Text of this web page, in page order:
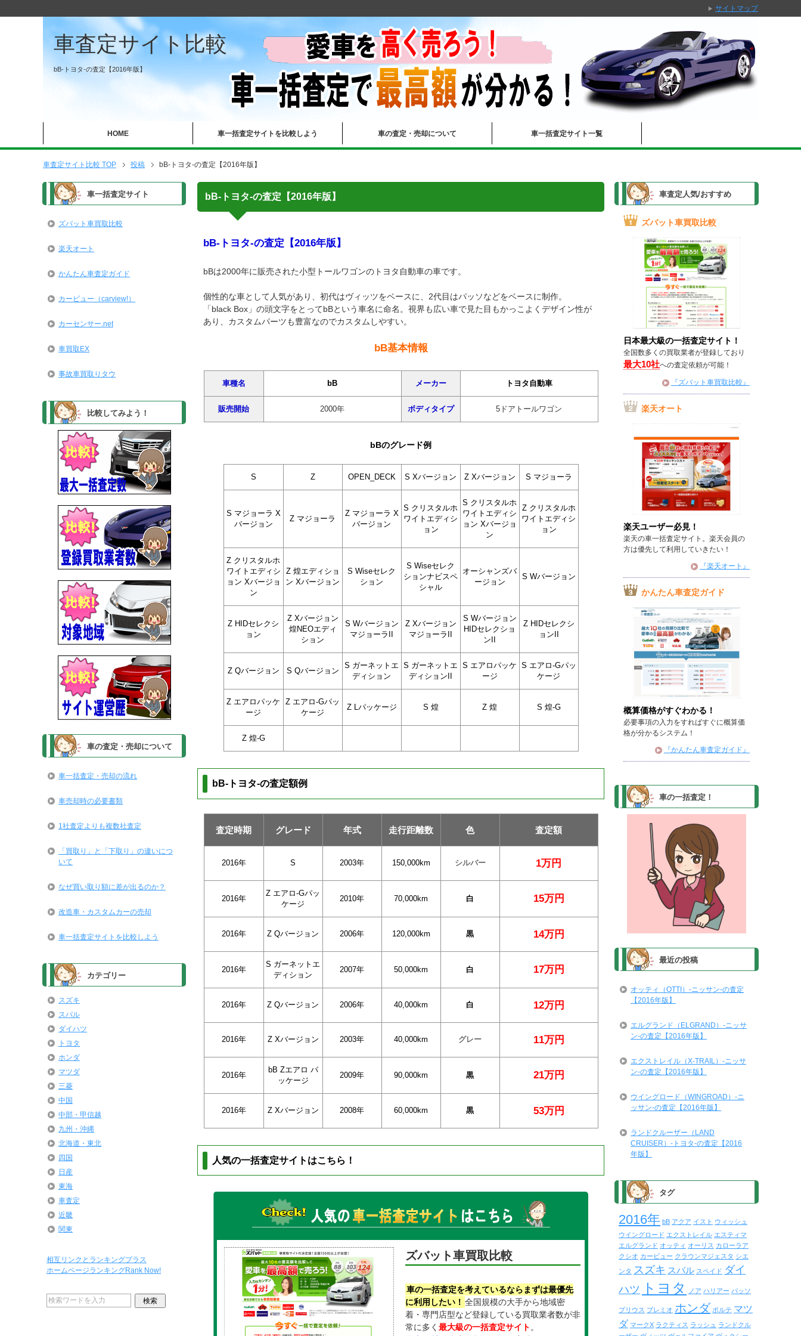
車査定サイト比較
bB-トヨタ-の査定【2016年版】
HOME 車一括査定サイトを比較しよう 車の査定・売却について 車一括査定サイト一覧
車査定サイト比較 TOP 投稿 bB-トヨタ-の査定【2016年版】
bB-トヨタ-の査定【2016年版】
bB-トヨタ-の査定【2016年版】
bBは2000年に販売された小型トールワゴンのトヨタ自動車の車です。
個性的な車として人気があり、初代はヴィッツをベースに、2代目はパッソなどをベースに制作。
「black Box」の頭文字をとってbBという車名に命名。視界も広い車で見た目もかっこよくデザイン性が
あり、カスタムパーツも豊富なのでカスタムしやすい。
bB基本情報
車種名 bB メーカー トヨタ自動車
販売開始 2000年 ボディタイプ 5ドアトールワゴン
bBのグレード例
S Z OPEN_DECK S Xバージョン Z Xバージョン S マジョーラ
S マジョーラ X
バージョン
Z マジョーラ
Z マジョーラ X
バージョン
S クリスタルホ
ワイトエディシ
ョン
S クリスタルホ
ワイトエディシ
ョン Xバージョ
ン
Z クリスタルホ
ワイトエディシ
ョン
Z クリスタルホ
ワイトエディシ
ョン Xバージョ
ン
Z 煌エディショ
ン Xバージョン
S Wiseセレク
ション
S Wiseセレク
ションナビスペ
シャル
オーシャンズバ
ージョン
S Wバージョン
Z HIDセレクシ
ョン
Z Xバージョン
煌NEOエディ
ション
S Wバージョン
マジョーラII
Z Xバージョン
マジョーラII
S Wバージョン
HIDセレクショ
ンII
Z HIDセレクシ
ョンII
Z Qバージョン S Qバージョン
S ガーネットエ
ディション
S ガーネットエ
ディションII
S エアロパッケ
ージ
S エアロ-Gパッ
ケージ
Z エアロパッケ
ージ
Z エアロ-Gパッ
ケージ
Z Lパッケージ S 煌 Z 煌 S 煌-G
Z 煌-G
bB-トヨタ-の査定額例
査定時期 グレード 年式 走行距離数 色 査定額
2016年 S 2003年 150,000km シルバー 1万円
2016年
Z エアロ-Gパッ
ケージ
2010年 70,000km 白 15万円
2016年 Z Qバージョン 2006年 120,000km 黒 14万円
2016年
S ガーネットエ
ディション
2007年 50,000km 白 17万円
2016年 Z Qバージョン 2006年 40,000km 白 12万円
2016年 Z Xバージョン 2003年 40,000km グレー 11万円
2016年
bB Zエアロ パ
ッケージ
2009年 90,000km 黒 21万円
2016年 Z Xバージョン 2008年 60,000km 黒 53万円
人気の一括査定サイトはこちら！
ズバット車買取比較
車の一括査定を考えているならまずは最優先
に利用したい！ 全国規模の大手から地域密
着・専門店型など登録している買取業者数が非
常に多く最大級の一括査定サイト。
車一括査定サイト
ズバット車買取比較
楽天オート
かんたん車査定ガイド
カービュー（carview!）
カーセンサー.net
車買取EX
事故車買取りタウ
比較してみよう！
車の査定・売却について
車一括査定・売却の流れ
車売却時の必要書類
1社査定よりも複数社査定
「買取り」と「下取り」の違いにつ
いて
なぜ買い取り額に差が出るのか？
改造車・カスタムカーの売却
車一括査定サイトを比較しよう
カテゴリー
スズキ
スバル
ダイハツ
トヨタ
ホンダ
マツダ
三菱
中国
中部・甲信越
九州・沖縄
北海道・東北
四国
日産
東海
車査定
近畿
関東
相互リンクとランキングプラス
ホームページランキングRank Now!
車査定人気/おすすめ
ズバット車買取比較
日本最大級の一括査定サイト！
全国数多くの買取業者が登録しており
最大10社への査定依頼が可能！
『ズバット車買取比較』
楽天オート
楽天ユーザー必見！
楽天の車一括査定サイト。楽天会員の
方は優先して利用していきたい！
『楽天オート』
かんたん車査定ガイド
概算価格がすぐわかる！
必要事項の入力をすればすぐに概算価
格が分かるシステム！
『かんたん車査定ガイド』
車の一括査定！
最近の投稿
オッティ（OTTI）-ニッサン-の査定
【2016年版】
エルグランド（ELGRAND）-ニッサ
ン-の査定【2016年版】
エクストレイル（X-TRAIL）-ニッサ
ン-の査定【2016年版】
ウイングロード（WINGROAD）-ニ
ッサン-の査定【2016年版】
ランドクルーザー（LAND
CRUISER）-トヨタ-の査定【2016
年版】
タグ
2016年 bB アクア イスト ウィッシュ
ウイングロード エクストレイル エスティマ
エルグランド オッティ オーリス カローラア
クシオ カービュー クラウンマジェスタ シエ
ンタ スズキ スバル スペイド ダイ
ハツ
トヨタ ノア ハリアー パッソ
プリウス プレミオ ホンダ ポルテ マツ
ダ マークX ラクティス ラッシュ ランドクル
サイトマップ